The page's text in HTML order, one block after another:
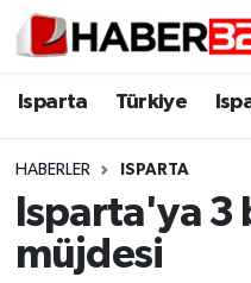
Isparta Türkiye
HABERLER ISPARTA
Isparta'ya 3
müjdesi
Isparta
Esnaf Diyor ki;
ASAYİŞ
Isparta Nöbetçi
Isparta Trafik
Süper Lig Puan